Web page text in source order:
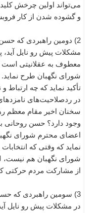
می‌تواند اولین چرخش
و گشوده شدن از کار
2) دومین راهبردی که
مشکلات پیش رو نایل
معطوف به عقلانیتی است
شورای نگهبان طرح
تأکید نماید که چه ارتباط
در ردصلاحیت‌های
سخنان اخیر مقام معظم
وجود دارد؟ حسن روحانی
اعضای محترم شورای
نماید که وقتی که
شورای نگهبان هم نیست،
از مشارکت مردم حرکتی
3) سومین راهبردی که
در مشکلات پیش رو نایل